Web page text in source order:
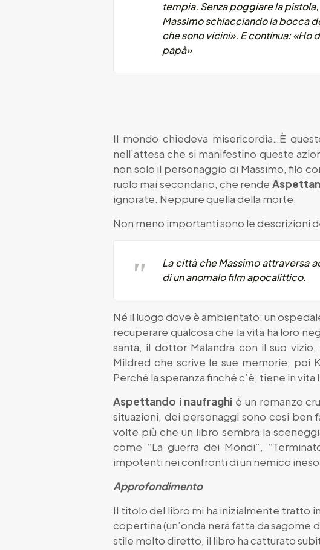
tempia. Senza poggiare la
Massimo schiacciando la bocca
che sono vicini». E continua: «Ho
papà»
Il mondo chiedeva misericordia…È
nell’attesa che si manifestino queste
non solo il personaggio di Massimo, filo
ruolo mai secondario, che rende
ignorate. Neppure quella della morte.
Non meno importanti sono le descrizioni
La città che Massimo attraversa
di un anomalo film apocalittico.
Né il luogo dove è ambientato: un
recuperare qualcosa che la vita ha loro
santa, il dottor Malandra con il suo
Mildred che scrive le sue memorie, poi
Perché la speranza finché c’è, tiene in vita
Aspettando i naufraghi è un romanzo
situazioni, dei personaggi sono cosi
volte più che un libro sembra la
come “La guerra dei Mondi”,
impotenti nei confronti di un nemico
Approfondimento
Il titolo del libro mi ha inizialmente tratto
copertina (un’onda nera fatta da sagome
stile molto diretto, il libro ha catturato